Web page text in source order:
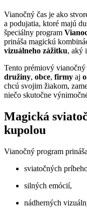
Vianočný čas je ako
a podujatia, ktoré majú
špeciálny program
prináša magickú
vizuálneho zážitku, aký
Tento prémiový
družiny, obce, firmy aj
chcú svojim žiakom,
niečo skutočne
Magická
kupolou
Vianočný program
sviatočných
silných emócií,
nádherných